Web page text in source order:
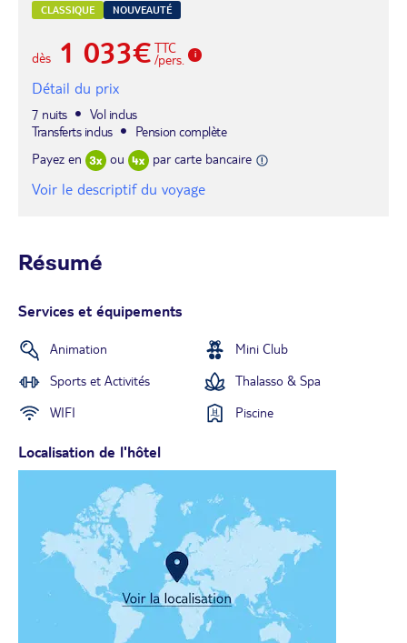
CLASSIQUE NOUVEAUTÉ
dès 1 033€ TTC
/pers.
Détail du prix
7 nuits
Vol inclus
Transferts inclus
Pension complète
Payez en
ou par carte bancaire
Voir le descriptif du voyage
Résumé
Services et équipements
Animation
Mini Club
Sports et Activités
Thalasso & Spa
WIFI
Piscine
Localisation de l'hôtel